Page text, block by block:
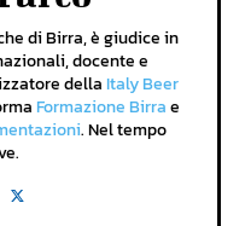
di Birra, è giudice in
docente e
della Italy Beer
Formazione Birrae
. Nel tempo